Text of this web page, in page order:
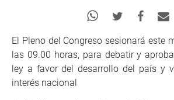
El Pleno del Congreso sesionará este
las 09.00 horas, para debatir y
ley a favor del desarrollo del país y
interés nacional